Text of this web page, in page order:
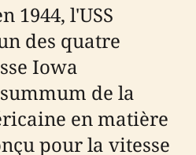
1944, l'USS
des quatre
Iowa
de la
en matière
pour la vitesse